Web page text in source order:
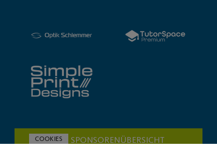
ZUR SPONSORENÜBERSICHT
COOKIES